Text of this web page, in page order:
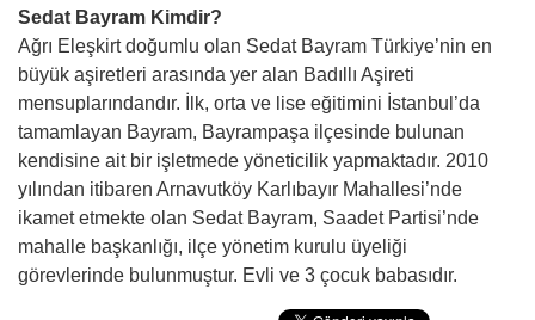
Sedat Bayram Kimdir?
Ağrı Eleşkirt doğumlu olan Sedat Bayram Türkiye’nin en
büyük aşiretleri arasında yer alan Badıllı Aşireti
mensuplarındandır. İlk, orta ve lise eğitimini İstanbul’da
tamamlayan Bayram, Bayrampaşa ilçesinde bulunan
kendisine ait bir işletmede yöneticilik yapmaktadır. 2010
yılından itibaren Arnavutköy Karlıbayır Mahallesi’nde
ikamet etmekte olan Sedat Bayram, Saadet Partisi’nde
mahalle başkanlığı, ilçe yönetim kurulu üyeliği
görevlerinde bulunmuştur. Evli ve 3 çocuk babasıdır.